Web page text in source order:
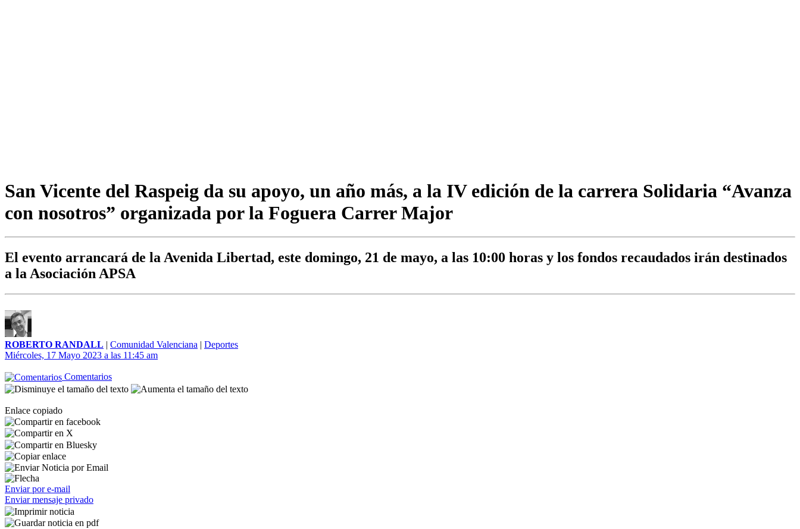
San Vicente del Raspeig da su apoyo, un año más, a la IV edición de la carrera Solidaria “Avanza
con nosotros” organizada por la Foguera Carrer Major
El evento arrancará de la Avenida Libertad, este domingo, 21 de mayo, a las 10:00 horas y los fondos recaudados irán destinados
a la Asociación APSA
ROBERTO RANDALL | Comunidad Valenciana | Deportes
Miércoles, 17 Mayo 2023 a las 11:45 am
Comentarios
Enlace copiado
Enviar por e-mail
Enviar mensaje privado